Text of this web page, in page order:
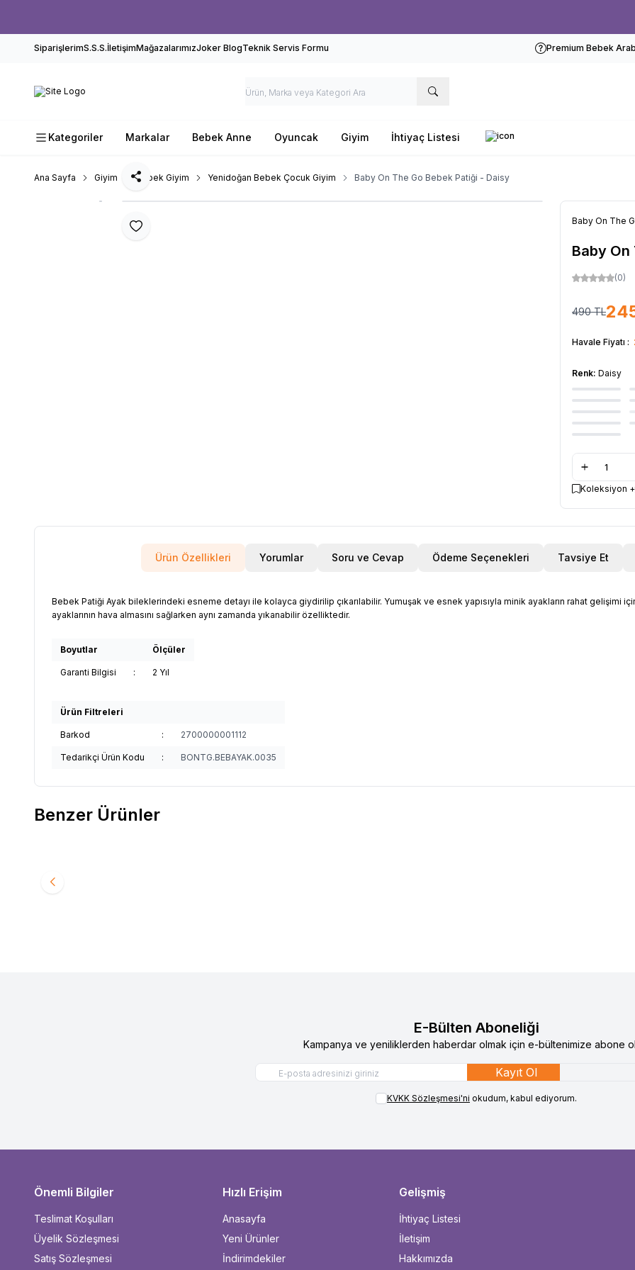
SiparişlerimS.S.S.İletişimMağazalarımızJoker BlogTeknik Servis Formu Premium Bebek
Kategoriler Markalar Bebek Anne Oyuncak Giyim İhtiyaç Listesi
Ana Sayfa Giyim Bebek Giyim Yenidoğan Bebek Çocuk Giyim Baby On The Go Bebek Patiği - Daisy
Favoriye Ekle
Paylaş
Baby On The
Baby On
(0)
490TL
Havale Fiyatı :
Renk: Daisy
Koleksiyon +
Ürün Özellikleri Yorumlar Soru ve Cevap Ödeme Seçenekleri Tavsiye Et
Bebek Patiği Ayak bileklerindeki esneme detayı ile kolayca giydirilip çıkarılabilir. Yumuşak ve esnek yapısıyla minik ayakların rahat gelişimi
ayaklarının hava almasını sağlarken aynı zamanda yıkanabilir özelliktedir.
Boyutlar Ölçüler
Garanti Bilgisi : 2 Yıl
Ürün Filtreleri
Barkod : 2700000001112
Tedarikçi Ürün Kodu : BONTG.BEBAYAK.0035
Benzer Ürünler
490
E-Bülten Aboneliği
Kampanya ve yeniliklerden haberdar olmak için e-bültenimize abone
Kayıt Ol
KVKK Sözleşmesi'ni okudum, kabul ediyorum.
Önemli Bilgiler
Teslimat Koşulları
Üyelik Sözleşmesi
Satış Sözleşmesi
Hızlı Erişim
Anasayfa
Yeni Ürünler
İndirimdekiler
Gelişmiş
İhtiyaç Listesi
İletişim
Hakkımızda